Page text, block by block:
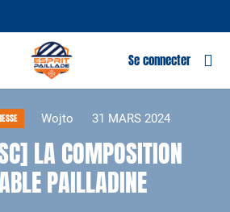
Se connecter
Wojto 31 MARS 2024
LA COMPOSITION
PAILLADINE